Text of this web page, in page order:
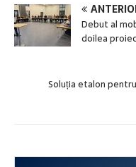
Debut al
doilea
Soluția etalon